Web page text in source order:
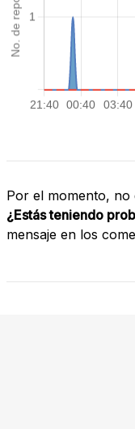
Por el momento, no
¿Estás teniendo
mensaje en los